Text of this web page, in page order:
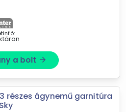
a bolt arrow_forward
részes ágynemű garnitúra